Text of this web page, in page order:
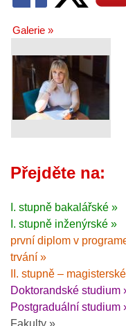
Galerie »
Přejděte na:
I. stupně bakalářské »
I. stupně inženýrské »
první diplom v
trvání »
II. stupně –
Doktorandské studium
Postgraduální studium
Fakulty »